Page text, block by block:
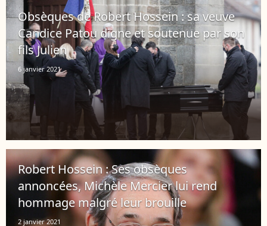
Obsèques de Robert Hossein : sa veuve
Candice Patou digne et soutenue par son
fils Julien
6 janvier 2021
Robert Hossein : Ses obsèques
annoncées, Michèle Mercier lui rend
hommage malgré leur brouille
2 janvier 2021